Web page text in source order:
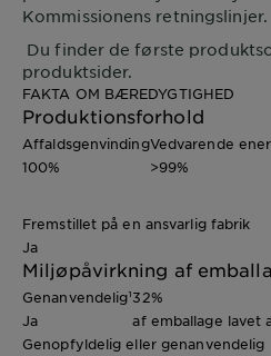
Kommissionens retningslinjer.
Du finder de første
produktsider.
FAKTA OM BÆREDYGTIGHED
Produktionsforhold
Affaldsgenvinding
100%
Vedvarende
>99%
Fremstillet på en ansvarlig fabrik
Ja
Miljøpåvirkning af
Genanvendelig¹
Ja
32%
af emballage lavet
Genopfyldelig eller genanvendelig